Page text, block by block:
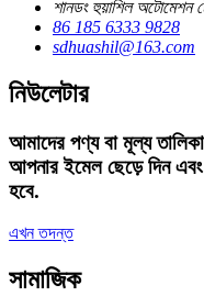
শানডং হুয়াশিল অটোমেশন
86 185 6333 9828
sdhuashil@163.com
নিউলেটার
আমাদের পণ্য বা মূল্য
আপনার ইমেল ছেড়ে দিন
হবে.
এখন তদন্ত
সামাজিক